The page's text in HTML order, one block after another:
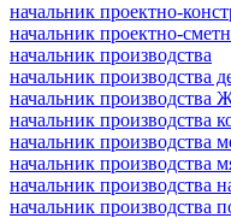
начальник проектно-
начальник проектно-
начальник производства
начальник производства
начальник производства
начальник производства
начальник производства
начальник производства
начальник производства
начальник производства